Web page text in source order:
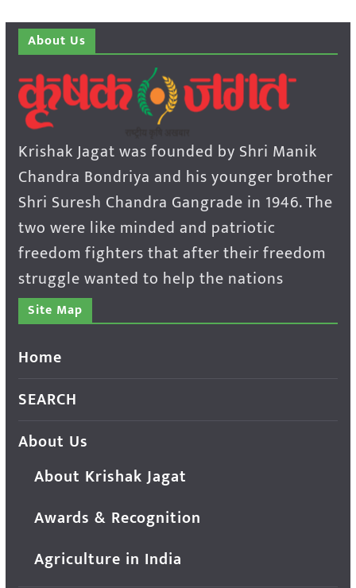
About Us
Krishak Jagat was founded by Shri Manik
Chandra Bondriya and his younger brother
Shri Suresh Chandra Gangrade in 1946. The
two were like minded and patriotic
freedom fighters that after their freedom
struggle wanted to help the nations
Site Map
Home
SEARCH
About Us
About Krishak Jagat
Awards & Recognition
Agriculture in India